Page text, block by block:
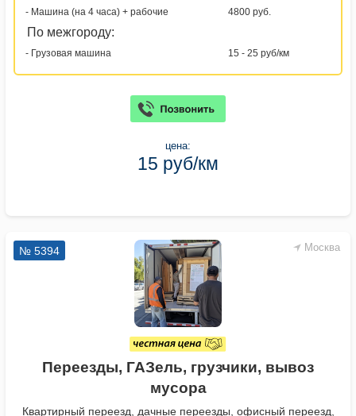
- Машина (на 4 часа) + рабочие
4800 руб.
По межгороду:
- Грузовая машина 15 - 25 руб/км
цена:
15 руб/км
Москва
№ 5394
Переезды, ГАЗель, грузчики, вывоз
мусора
Квартирный переезд, дачные переезды, офисный переезд,